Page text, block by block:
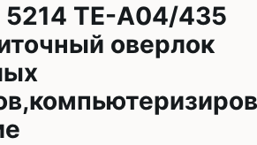
5214 TE-A04/435
оверлок